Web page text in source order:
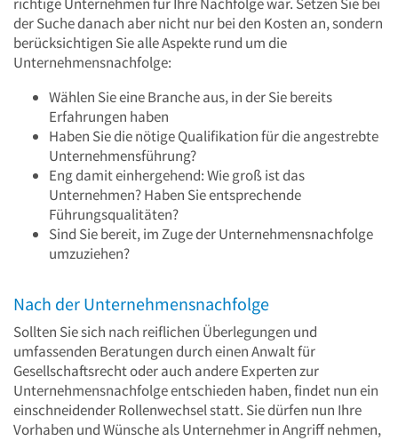
der Suche danach aber nicht nur bei den Kosten an, sondern
berücksichtigen Sie alle Aspekte rund um die
Unternehmensnachfolge:
Wählen Sie eine Branche aus, in der Sie bereits
Erfahrungen haben
Haben Sie die nötige Qualifikation für die angestrebte
Unternehmensführung?
Eng damit einhergehend: Wie groß ist das
Unternehmen? Haben Sie entsprechende
Führungsqualitäten?
Sind Sie bereit, im Zuge der Unternehmensnachfolge
umzuziehen?
Nach der Unternehmensnachfolge
Sollten Sie sich nach reiflichen Überlegungen und
umfassenden Beratungen durch einen Anwalt für
Gesellschaftsrecht oder auch andere Experten zur
Unternehmensnachfolge entschieden haben, findet nun ein
einschneidender Rollenwechsel statt. Sie dürfen nun Ihre
Vorhaben und Wünsche als Unternehmer in Angriff nehmen,